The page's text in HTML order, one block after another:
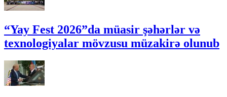
“Yay Fest 2026”da müasir şəhərlər və
texnologiyalar mövzusu müzakirə olunub